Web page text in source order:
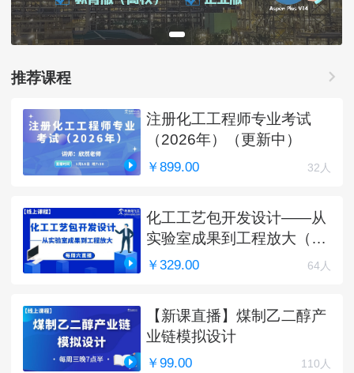
推荐课程
注册化工工程师专业考试
（2026年）（更新中）
￥899.00 32人
化工工艺包开发设计——从
实验室成果到工程放大（完
结）
￥329.00 64人
【新课直播】煤制乙二醇产
业链模拟设计
￥99.00 110人